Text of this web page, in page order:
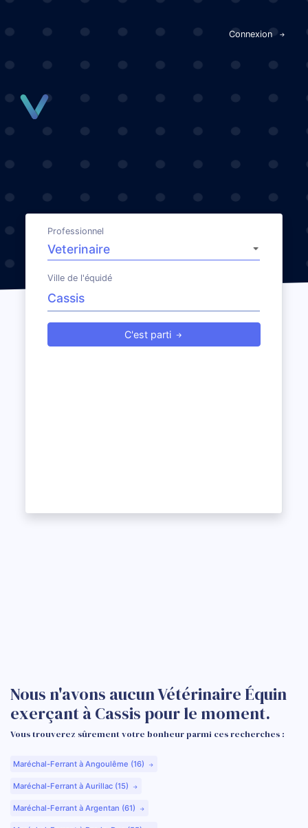
Connexion
Professionnel
Ville de l'équidé
C'est parti
Nous n'avons aucun Vétérinaire Équin
exerçant à Cassis pour le moment.
Vous trouverez sûrement votre bonheur parmi ces recherches :
Maréchal-Ferrant à Angoulême (16)
Maréchal-Ferrant à Aurillac (15)
Maréchal-Ferrant à Argentan (61)